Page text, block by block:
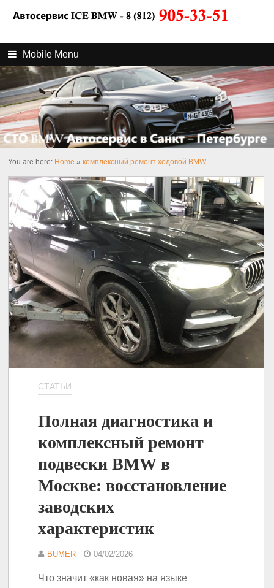
Mobile Menu
You are here: Home »комплексный ремонт ходовой BMW
СТАТЬИ
Полная диагностика и
комплексный ремонт
подвески BMW в
Москве: восстановление
заводских
характеристик
BUMER 04/02/2026
Что значит «как новая» на языке